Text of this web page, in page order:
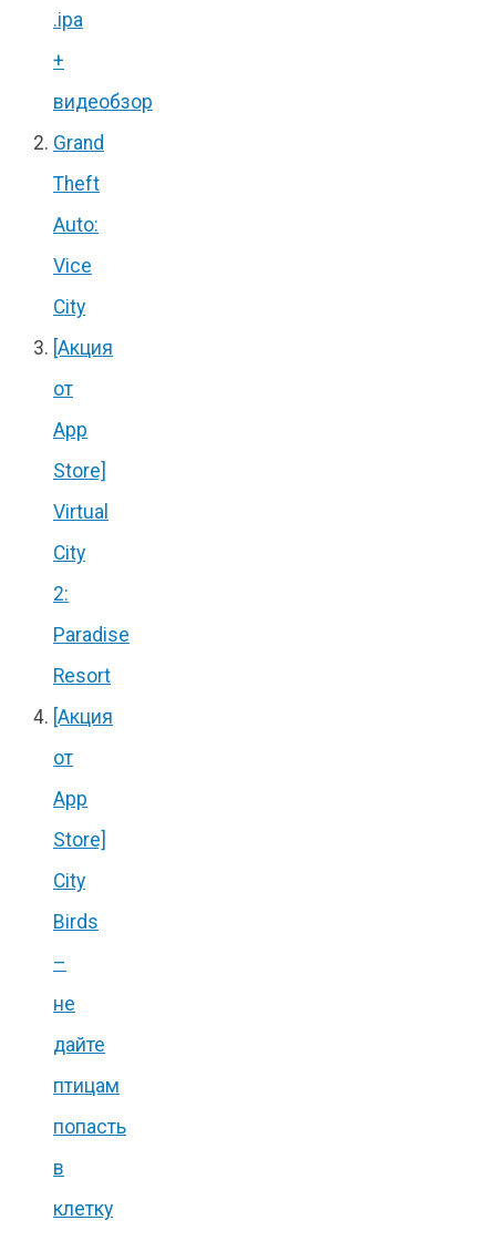
.ipa
+
видеобзор
Grand
Theft
Auto:
Vice
City
[Акция
от
App
Store]
Virtual
City
2:
Paradise
Resort
[Акция
от
App
Store]
City
Birds
–
не
дайте
птицам
попасть
в
клетку